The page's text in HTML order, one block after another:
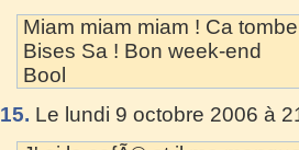
Miam miam miam ! Ca
Bises Sa ! Bon week-end
Bool
15. Le lundi 9 octobre 2006 à